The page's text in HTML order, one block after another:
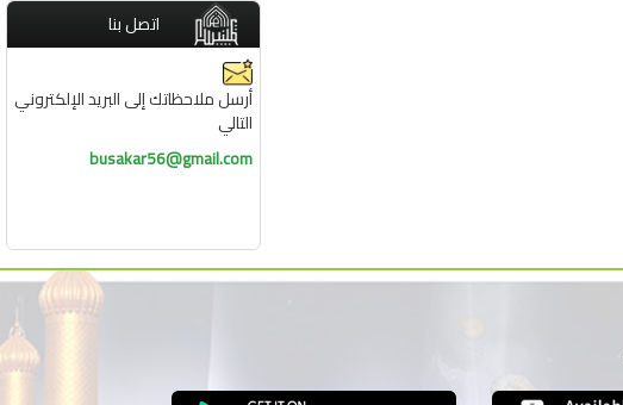
اتصل بنا
أرسل ملاحظاتك إلى البريد الإلكتروني
التالي
busakar56@gmail.com